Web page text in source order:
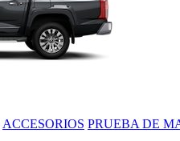
ACCESORIOS PRUEBA DE